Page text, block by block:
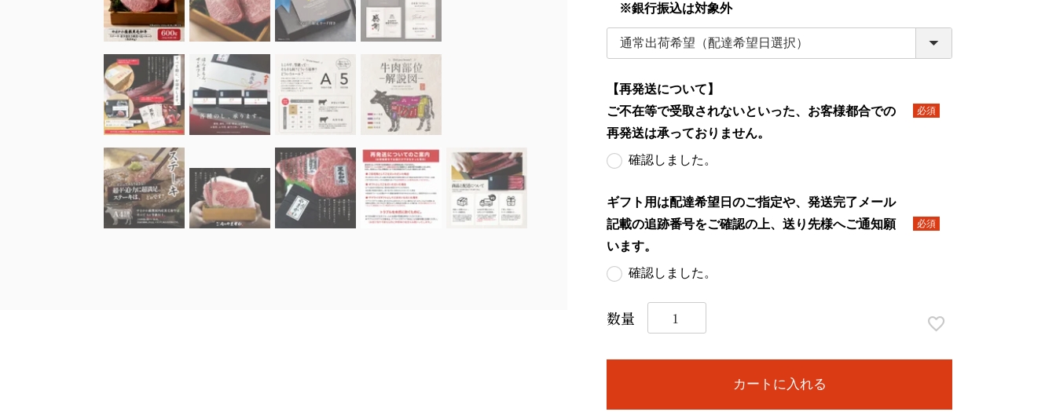
※銀行振込は対象外
【再発送について】
ご不在等で受取されないといった、お客様都合での
再発送は承っておりません。
確認しました。
ギフト用は配達希望日のご指定や、発送完了メール
記載の追跡番号をご確認の上、送り先様へご通知願
います。
確認しました。
カートに入れる